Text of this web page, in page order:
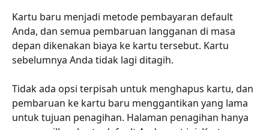
Kartu baru menjadi metode pembayaran default
Anda, dan semua pembaruan langganan di masa
depan dikenakan biaya ke kartu tersebut. Kartu
sebelumnya Anda tidak lagi ditagih.
Tidak ada opsi terpisah untuk menghapus kartu, dan
pembaruan ke kartu baru menggantikan yang lama
untuk tujuan penagihan. Halaman penagihan hanya